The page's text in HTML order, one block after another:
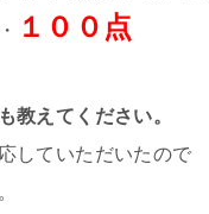
１００点
教えてください。
していただいたので